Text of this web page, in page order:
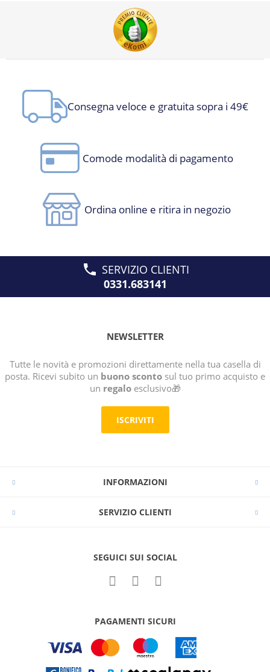
Consegna veloce e gratuita sopra i 49€
Comode modalità di pagamento
Ordina online e ritira in negozio
SERVIZIO CLIENTI
0331.683141
NEWSLETTER
Tutte le novità e promozioni direttamente nella tua casella di
posta. Ricevi subito un buono sconto sul tuo primo acquisto e
un regaloesclusivo🎁
ISCRIVITI
INFORMAZIONI
SERVIZIO CLIENTI
SEGUICI SUI SOCIAL
PAGAMENTI SICURI